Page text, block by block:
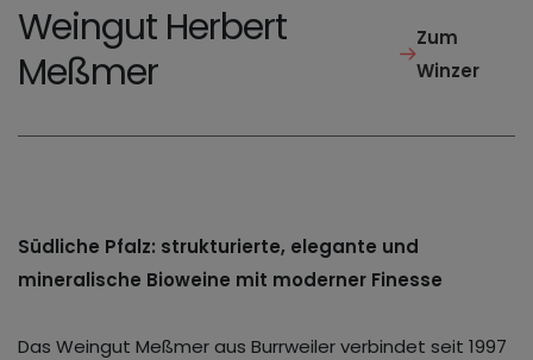
Weingut Herbert
Meßmer
Zum
Winzer
Südliche Pfalz: strukturierte, elegante und
mineralische Bioweine mit moderner Finesse
Das Weingut Meßmer aus Burrweiler verbindet seit 1997